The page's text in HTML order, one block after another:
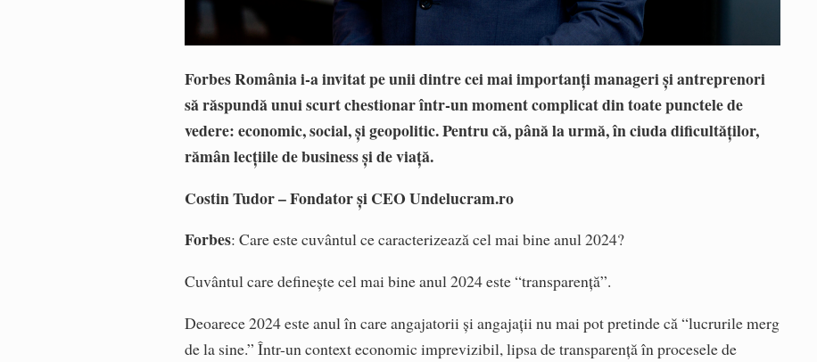
Forbes România i-a invitat pe unii dintre cei mai importanți manageri și antreprenori
să răspundă unui scurt chestionar într-un moment complicat din toate punctele de
vedere: economic, social, și geopolitic. Pentru că, până la urmă, în ciuda dificultăților,
rămân lecțiile de business și de viață.
Costin Tudor – Fondator și CEO Undelucram.ro
Forbes: Care este cuvântul ce caracterizează cel mai bine anul 2024?
Cuvântul care definește cel mai bine anul 2024 este “transparență”.
Deoarece 2024 este anul în care angajatorii și angajații nu mai pot pretinde că “lucrurile merg
de la sine.” Într-un context economic imprevizibil, lipsa de transparență în procesele de